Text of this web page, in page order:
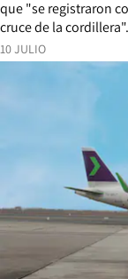
10 JULIO
que "se registraron
cruce de la cordillera".